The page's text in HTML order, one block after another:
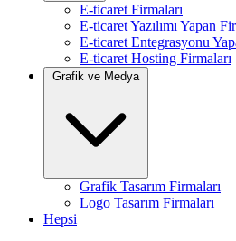
E-ticaret Firmaları
E-ticaret Yazılımı Yapan
E-ticaret Entegrasyonu
E-ticaret Hosting Firmaları
Grafik ve Medya
Grafik Tasarım Firmaları
Logo Tasarım Firmaları
Hepsi